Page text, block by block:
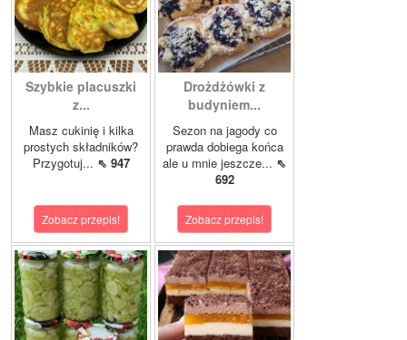
Szybkie placuszki
z...
Masz cukinię i kilka
prostych składników?
Przygotuj... ⇖ 947
Zobacz przepis!
Drożdżówki z
budyniem...
Sezon na jagody co
prawda dobiega końca
ale u mnie jeszcze... ⇖
692
Zobacz przepis!